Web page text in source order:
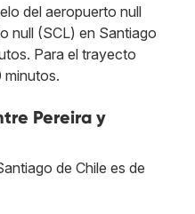
del aeropuerto null
null (SCL) en Santiago
Para el trayecto
minutos.
Pereira y
de Chile es de